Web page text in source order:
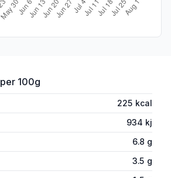
for 'Plantebasert Burger 2stk, 220 g'
per 100g
225 kcal
934 kj
6.8 g
3.5 g